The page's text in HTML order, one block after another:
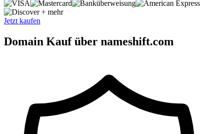
+ mehr
Jetzt kaufen
Domain Kauf über nameshift.com